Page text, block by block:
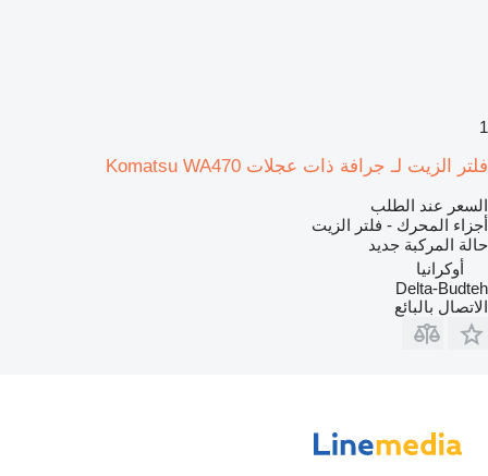
1
فلتر الزيت لـ جرافة ذات عجلات Komatsu WA470
السعر عند الطلب
أجزاء المحرك - فلتر الزيت
حالة المركبة جديد
أوكرانيا
Delta-Budteh
الاتصال بالبائع